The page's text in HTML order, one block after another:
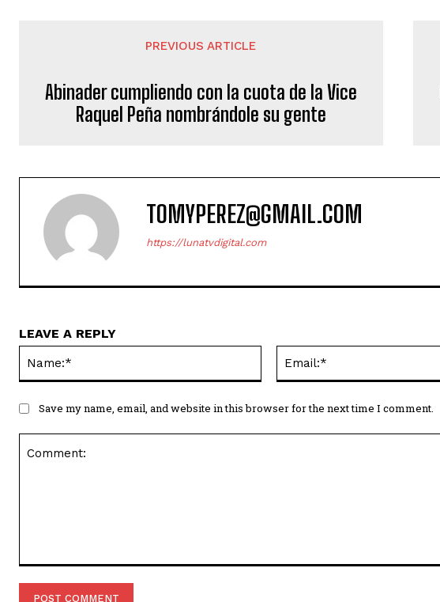
PREVIOUS ARTICLE
Abinader cumpliendo con la cuota de la Vice
Raquel Peña nombrándole su gente
TOMYPEREZ@GMAIL.COM
https://lunatvdigital.com
LEAVE A REPLY
Save my name, email, and website in this browser for the next time I comment.